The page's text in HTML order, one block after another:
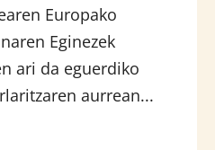
Europako
Eginezek
ari da eguerdiko
aurrean...